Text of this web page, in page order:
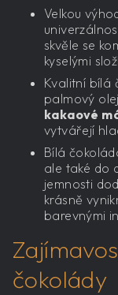
Velkou
skvěle se
kyselými
Kvalitní bílá
palmový
kakaové
vytvářejí
Bílá
ale také do
jemnosti
krásně
barevnými
čokolády